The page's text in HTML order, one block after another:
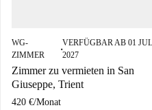
WG-
ZIMMER
■
VERFÜGBAR AB 01
2027
Zimmer zu vermieten in San
Giuseppe, Trient
420 €/Monat